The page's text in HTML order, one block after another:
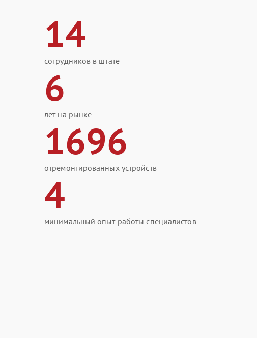
14
сотрудников в штате
6
лет на рынке
1696
отремонтированных устройств
4
минимальный опыт работы специалистов